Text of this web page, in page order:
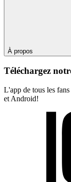
À propos
Téléchargez
L'app de tous les
et Android!